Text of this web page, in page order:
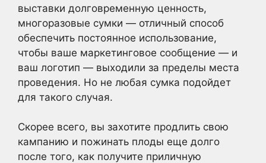
выставки долговременную ценность,
многоразовые сумки — отличный способ
обеспечить постоянное использование,
чтобы ваше маркетинговое сообщение — и
ваш логотип — выходили за пределы места
проведения. Но не любая сумка подойдет
для такого случая.
Скорее всего, вы захотите продлить свою
кампанию и пожинать плоды еще долго
после того, как получите приличную